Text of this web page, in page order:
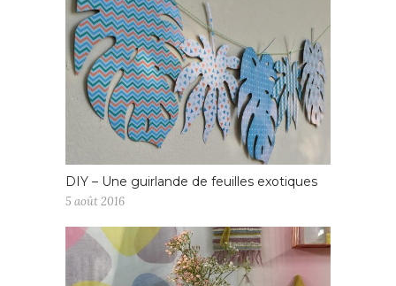
DIY – Une guirlande de feuilles exotiques
5 août 2016